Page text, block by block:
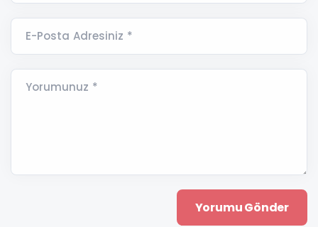
E-Posta Adresiniz *
Yorumunuz *